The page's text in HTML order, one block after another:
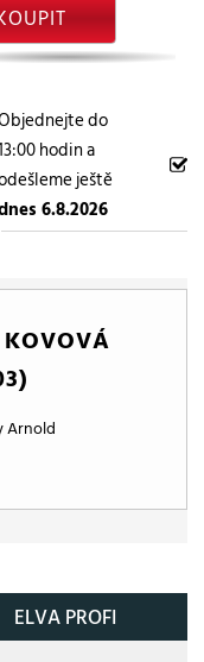
do
hodin a
ještě
6.8.2026
Arnold
ELVA PROFI